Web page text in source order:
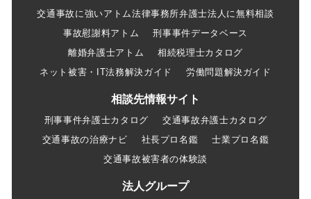
交通事故に強いアトム法律事務所弁護士法人に無料相談
事故慰謝料アトム
刑事事件データベース
離婚弁護士アトム
相続税理士カタログ
ネット被害・IT法務解決ガイド
労働問題解決ガイド
相談先情報サイト
刑事事件弁護士カタログ
交通事故弁護士カタログ
交通事故の治療ナビ
社長プロ名鑑
士業プロ名鑑
交通事故被害者の体験談
法人グループ